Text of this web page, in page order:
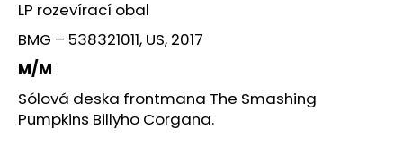
5
hvězdiček.
LP rozevírací obal
BMG – 538321011, US, 2017
M/M
Sólová deska frontmana The Smashing
Pumpkins Billyho Corgana.
D
o
p
o